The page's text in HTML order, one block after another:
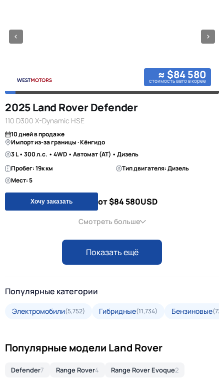
≈ $84 580
стоимость авто в корее
2025 Land Rover Defender
110 D300 X-Dynamic HSE
10 дней в продаже
Импорт из-за границы · Кёнгидо
3 L • 300 л.с. • 4WD • Автомат (AT) • Дизель
Пробег: 19к км
Тип двигателя: Дизель
Мест: 5
Хочу заказать от $84 580USD
Смотреть больше
Показать ещё
Популярные категории
Электромобили(5,752) Гибридные(11,734) Бензиновые
Популярные модели Land Rover
Defender7 Range Rover4 Range Rover Evoque2